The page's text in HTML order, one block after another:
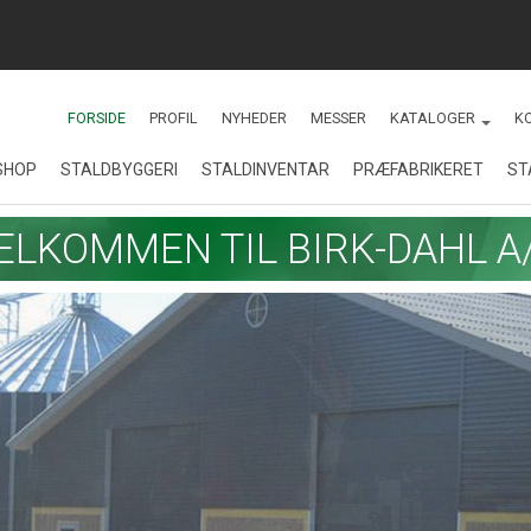
FORSIDE PROFIL NYHEDER MESSER KATALOGER
STALDBYGGERI
Sydals
Staldbyggeri
Drægtighedsstald - Gårdejer
Hansen, Christiansfeld
Nybyggeri
STALDINVENTAR
Fodringsanlæg
PRÆFABRIKERET
TIL BIRK-DAHL